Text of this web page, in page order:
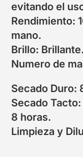
evitando el
Rendimiento:
mano.
Brillo: Brillante.
Numero de
Secado Duro:
Secado
8 horas.
Limpieza y